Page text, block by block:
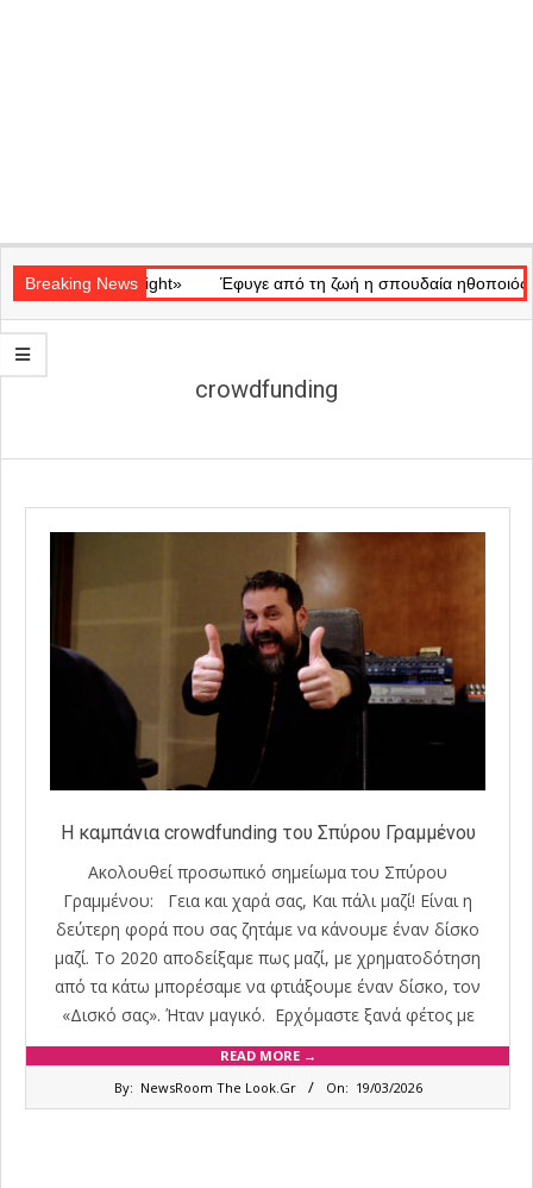
Navigation
Menu
Breaking News
«Ray of Light» Έφυγε από τη ζωή η σπουδαία ηθοποιός Μάρω
crowdfunding
Η καμπάνια crowdfunding του Σπύρου Γραμμένου
Ακολουθεί προσωπικό σημείωμα του Σπύρου
Γραμμένου: Γεια και χαρά σας, Και πάλι μαζί! Είναι η
δεύτερη φορά που σας ζητάμε να κάνουμε έναν δίσκο
μαζί. Το 2020 αποδείξαμε πως μαζί, με χρηματοδότηση
από τα κάτω μπορέσαμε να φτιάξουμε έναν δίσκο, τον
«Δισκό σας». Ήταν μαγικό. Ερχόμαστε ξανά φέτος με
READ MORE →
By: NewsRoom The Look.Gr On: 19/03/2026